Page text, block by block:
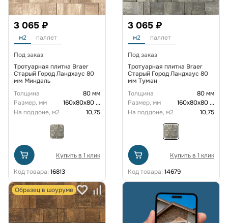
3 065 ₽
м2 паллет
Под заказ
Тротуарная плитка Braer
Старый Город Ландхаус 80
мм Миндаль
Толщина
80 мм
Размер, мм
160х80х80...
На поддоне, м2
10,75
Купить в 1 клик
Код товара: 16813
3 065 ₽
м2 паллет
Под заказ
Тротуарная плитка Braer
Старый Город Ландхаус 80
мм Туман
Толщина
80 мм
Размер, мм
160х80х80...
На поддоне, м2
10,75
Купить в 1 клик
Код товара: 14679
Образец в шоуруме